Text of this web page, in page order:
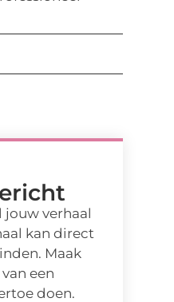
jouw verhaal
kan direct
Maak
een
doen.